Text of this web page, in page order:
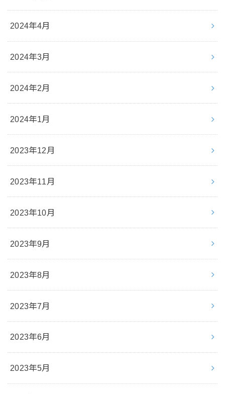
2024年4月
2024年3月
2024年2月
2024年1月
2023年12月
2023年11月
2023年10月
2023年9月
2023年8月
2023年7月
2023年6月
2023年5月